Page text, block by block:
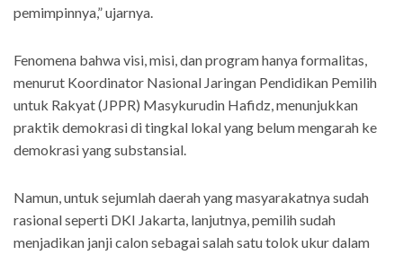
pemimpinnya,” ujarnya.
Fenomena bahwa visi, misi, dan program hanya formalitas,
menurut Koordinator Nasional Jaringan Pendidikan Pemilih
untuk Rakyat (JPPR) Masykurudin Hafidz, menunjukkan
praktik demokrasi di tingkal lokal yang belum mengarah ke
demokrasi yang substansial.
Namun, untuk sejumlah daerah yang masyarakatnya sudah
rasional seperti DKI Jakarta, lanjutnya, pemilih sudah
menjadikan janji calon sebagai salah satu tolok ukur dalam